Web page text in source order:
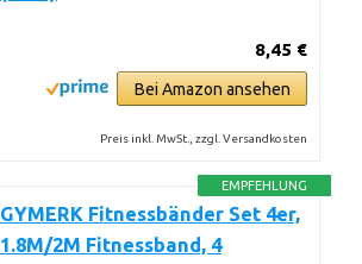
8,45 €
Bei Amazon ansehen
Preis inkl. MwSt., zzgl. Versandkosten
EMPFEHLUNG
GYMERK Fitnessbänder Set 4er,
1.8M/2M Fitnessband, 4